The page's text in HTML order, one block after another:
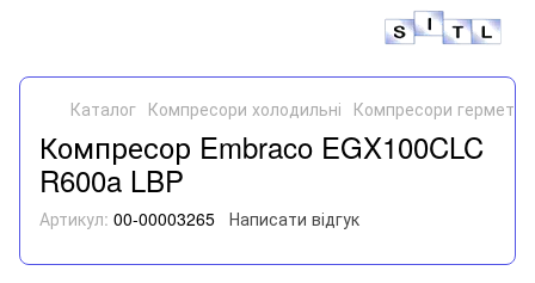
Каталог Компресори холодильні Компресори
Компресор Embraco EGX100CLC
R600a LBP
Артикул: 00-00003265 Написати відгук